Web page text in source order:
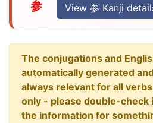
参 View 参 Kanji
The conjugations and
automatically generated
always relevant for all
only - please double-check
the information for